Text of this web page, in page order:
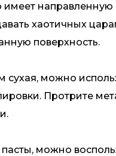
направленную
хаотичных
поверхность.
сухая, можно
Протрите
можно